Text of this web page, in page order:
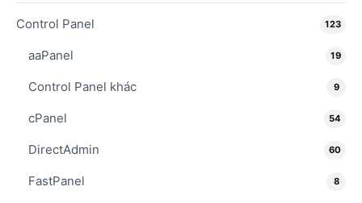
Control Panel 123
aaPanel 19
Control Panel khác 9
cPanel 54
DirectAdmin 60
FastPanel 8